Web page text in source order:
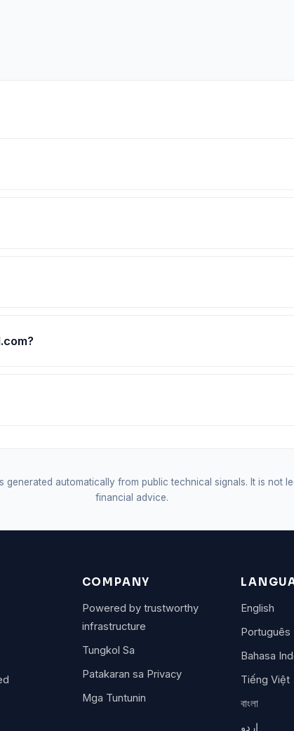
generated automatically from public technical signals. It is not
financial advice.
COMPANY
Powered by trustworthy
infrastructure
Tungkol Sa
Patakaran sa Privacy
Mga Tuntunin
English
Português
Bahasa
Tiếng Việt
বাংলা
اردو